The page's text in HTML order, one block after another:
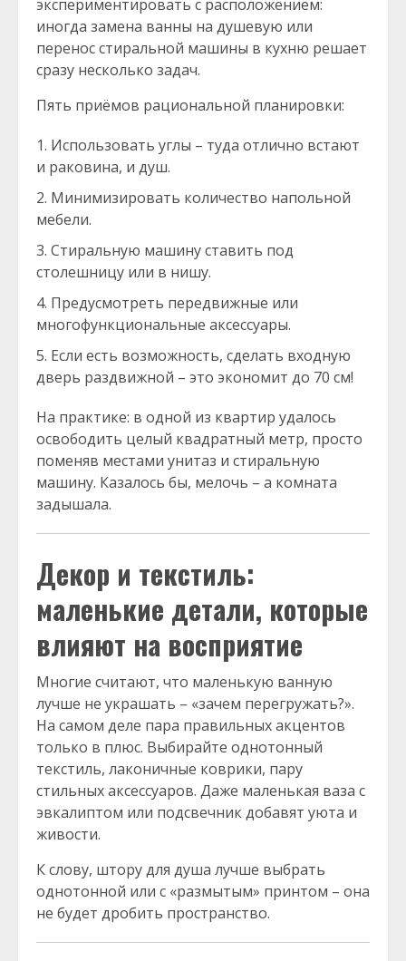
экспериментировать с расположением:
иногда замена ванны на душевую или
перенос стиральной машины в кухню решает
сразу несколько задач.
Пять приёмов рациональной планировки:
Использовать углы – туда отлично встают
и раковина, и душ.
Минимизировать количество напольной
мебели.
Стиральную машину ставить под
столешницу или в нишу.
Предусмотреть передвижные или
многофункциональные аксессуары.
Если есть возможность, сделать входную
дверь раздвижной – это экономит до 70 см!
На практике: в одной из квартир удалось
освободить целый квадратный метр, просто
поменяв местами унитаз и стиральную
машину. Казалось бы, мелочь – а комната
задышала.
Декор и текстиль:
маленькие детали, которые
влияют на восприятие
Многие считают, что маленькую ванную
лучше не украшать – «зачем перегружать?».
На самом деле пара правильных акцентов
только в плюс. Выбирайте однотонный
текстиль, лаконичные коврики, пару
стильных аксессуаров. Даже маленькая ваза с
эвкалиптом или подсвечник добавят уюта и
живости.
К слову, штору для душа лучше выбрать
однотонной или с «размытым» принтом – она
не будет дробить пространство.